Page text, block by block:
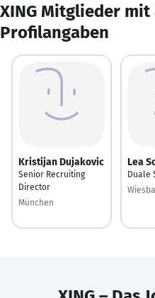
XING Mitglieder
Profilangaben
Kristijan Dujakovic
Senior Recruiting
Director
München
Lea
Duale